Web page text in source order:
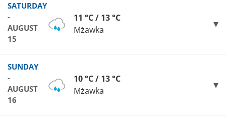
SATURDAY
-
AUGUST
15
11 °C / 13 °C
Mżawka
SUNDAY
-
AUGUST
16
10 °C / 13 °C
Mżawka